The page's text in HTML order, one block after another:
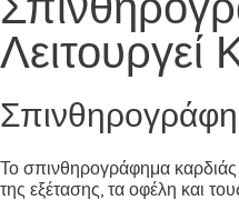
Λειτουργεί
Το σπινθηρογράφημα καρδιάς
της εξέτασης, τα οφέλη και